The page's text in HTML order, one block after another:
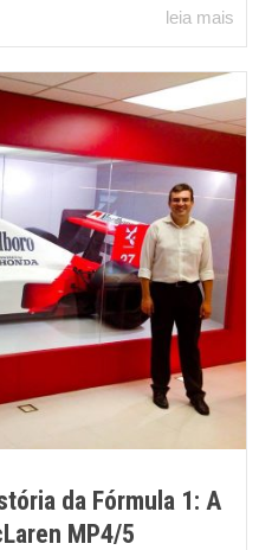
leia mais
da Fórmula 1: A
MP4/5